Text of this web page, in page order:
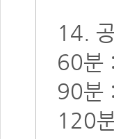
14.
60분
90분
120